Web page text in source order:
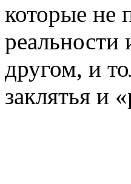
которые не
реальности
другом, и
заклятья и